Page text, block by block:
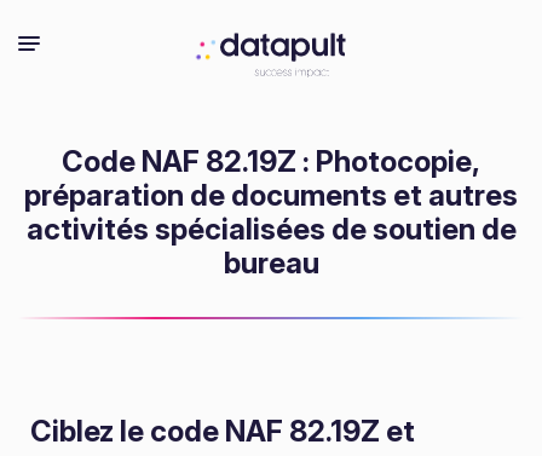
Code NAF 82.19Z : Photocopie,
préparation de documents et autres
activités spécialisées de soutien de
bureau
Ciblez le code NAF 82.19Z et